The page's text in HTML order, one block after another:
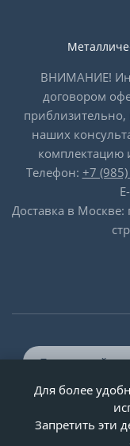
ВНИМАНИЕ!
договором
приблизительно,
наших
комплектацию
Телефон: +7
Доставка в
© ООО «Двери-и-
Для более
Запретить эти